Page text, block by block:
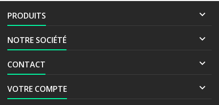
PRODUITS 
NOTRE SOCIÉTÉ 
CONTACT 
VOTRE COMPTE 